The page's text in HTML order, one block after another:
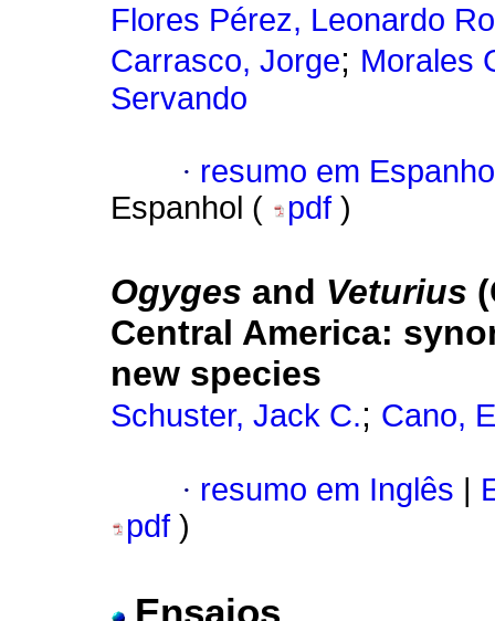
Flores Pérez, Leonardo
Carrasco, Jorge; Morales
Servando
· resumo em
Espanhol (
pdf )
Ogyges and Veturius
Central America:
new species
Schuster, Jack C.; Cano,
· resumo em Inglês
pdf )
Ensaios